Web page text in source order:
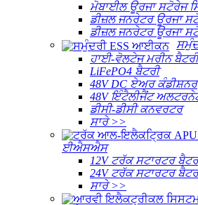
ਮੋਬਾਈਲ ਊਰਜਾ ਸਟੋਰੇਜ
ਡੀਜ਼ਲ ਜਨਰੇਟਰ ਊਰਜਾ
ਡੀਜ਼ਲ ਜਨਰੇਟਰ ਊਰਜਾ
ਹਾਈ-ਵੋਲਟੇਜ ਮਰੀਨ
LiFePO4 ਬੈਟਰੀ
48V DC ਏਅਰ ਕੰਡੀਸ਼ਨਰ
48V ਇੰਟੈਲੀਜੈਂਟ
ਡੀਸੀ-ਡੀਸੀ ਕਨਵਰਟਰ
ਸਾਰੇ >>
ਈਐਸਐਸ
12V ਟਰੱਕ ਸਟਾਰਟਰ
24V ਟਰੱਕ ਸਟਾਰਟਰ
ਸਾਰੇ >>